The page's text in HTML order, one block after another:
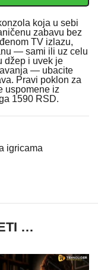
koja u sebi
zabavu bez
TV izlazu,
— sami ili uz celu
džep i uvek je
— ubacite
Pravi poklon za
uspomene iz
1590 RSD.
igricama
…